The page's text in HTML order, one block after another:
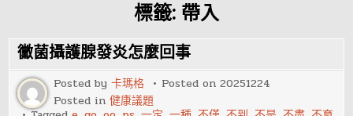
標籤: 帶入
黴菌攝護腺發炎怎麼回事
Posted by卡瑪格 Posted on20251224
Posted in健康議題